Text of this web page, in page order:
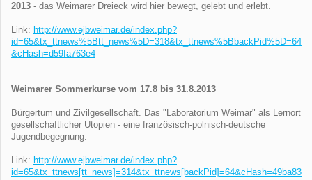
2013 - das Weimarer Dreieck wird hier bewegt, gelebt und erlebt.
Link: http://www.ejbweimar.de/index.php?
id=65&tx_ttnews%5Btt_news%5D=318&tx_ttnews%5BbackPid%5D=64
&cHash=d59fa763e4
Weimarer Sommerkurse vom 17.8 bis 31.8.2013
Bürgertum und Zivilgesellschaft. Das "Laboratorium Weimar" als Lernort
gesellschaftlicher Utopien - eine französisch-polnisch-deutsche
Jugendbegegnung.
Link: http://www.ejbweimar.de/index.php?
id=65&tx_ttnews[tt_news]=314&tx_ttnews[backPid]=64&cHash=49ba83